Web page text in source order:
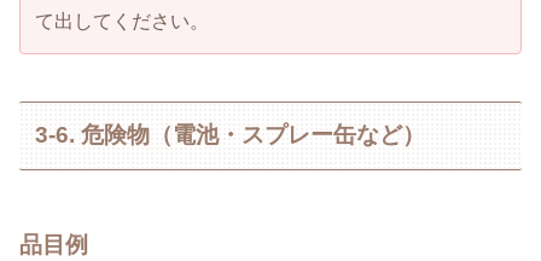
て出してください。
3-6. 危険物（電池・スプレー缶など）
品目例